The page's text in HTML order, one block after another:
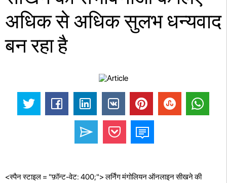
अधिक से अधिक सुलभ धन्यवाद
बन रहा है
<स्पैन स्टाइल = "फ़ॉन्ट-वेट: 400;"> लर्निंग मंगोलियन ऑनलाइन सीखने की